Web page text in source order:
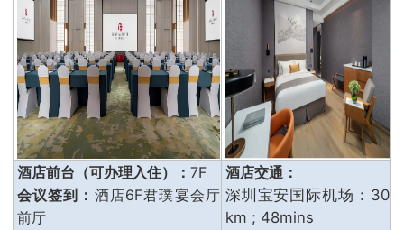
酒店前台（可办理入住）： 7F
会议签到： 酒店6F君璞宴会厅
前厅
酒店交通：
深圳宝安国际机场：30
km ; 48mins